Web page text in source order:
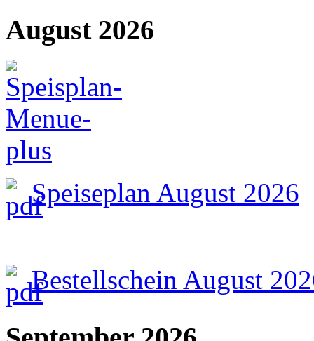
August 2026
Speiseplan August 2026
Bestellschein August